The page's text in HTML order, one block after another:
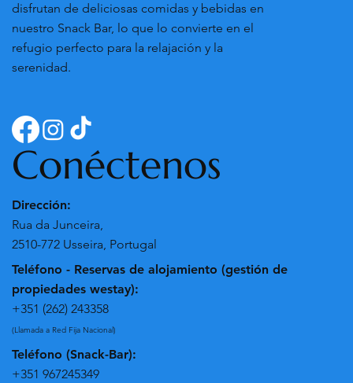
disfrutan de deliciosas comidas y bebidas en
nuestro Snack Bar, lo que lo convierte en el
refugio perfecto para la relajación y la
serenidad.
Conéctenos
Dirección:
Rua da Junceira,
2510-772 Usseira, Portugal
Teléfono - Reservas de alojamiento (gestión de
propiedades westay):
+351 (262) 243358
(Llamada a Red Fija Nacional)
Teléfono (Snack-Bar):
+351 967245349